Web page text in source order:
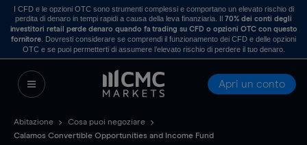
I CFD e le opzioni OTC sono strumenti complessi e comportano un elevato rischio di
perdita di denaro in tempi rapidi a causa della leva finanziaria. Il70% dei conti degli
investitori retail perde denaro quando fa trading su CFD o opzioni OTC con questo
fornitore . Dovresti considerare se comprendi il funzionamento dei CFD e delle opzioni
OTC e se puoi permetterti di assumere l’elevato rischio di perdere il tuo denaro.
Apri un conto
Abitazione
Cosa puoi negoziare
Calamos Convertible Opportunities and Income Fund